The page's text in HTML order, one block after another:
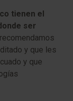
tienen el
ser
y que les
y que